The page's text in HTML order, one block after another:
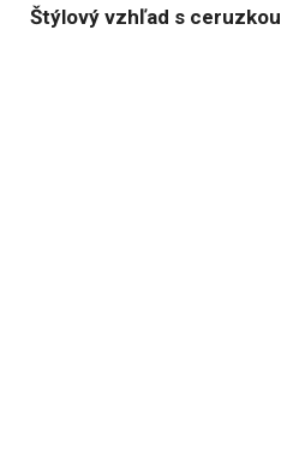
Štýlový vzhľad s ceruzkou